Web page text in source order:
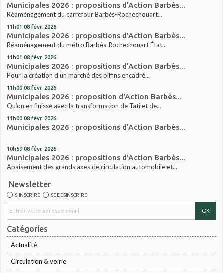
Municipales 2026 : propositions d'Action Barbès...
Réaménagement du carrefour Barbès-Rochechouart...
11h01 08 févr. 2026
Municipales 2026 : propositions d'Action Barbès...
Réaménagement du métro Barbès-Rochechouart État...
11h01 08 févr. 2026
Municipales 2026 : propositions d'Action Barbès...
Pour la création d’un marché des biffins encadré...
11h00 08 févr. 2026
Municipales 2026 : proposition d'Action Barbès...
Qu’on en finisse avec la transformation de Tati et de...
11h00 08 févr. 2026
Municipales 2026 : propositions d'Action Barbès...
10h59 08 févr. 2026
Municipales 2026 : propositions d'Action Barbès...
Apaisement des grands axes de circulation automobile et...
Newsletter
S'INSCRIRE SE DÉSINSCRIRE
Catégories
Actualité
Circulation & voirie